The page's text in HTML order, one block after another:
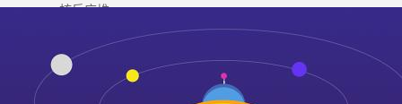
●核反应堆
●热处理炉中曲颈瓶及部件，尤其是在碳化和氮化气氛中
●石油化工生产中的催化再生器在700℃以上的应用中推荐使用